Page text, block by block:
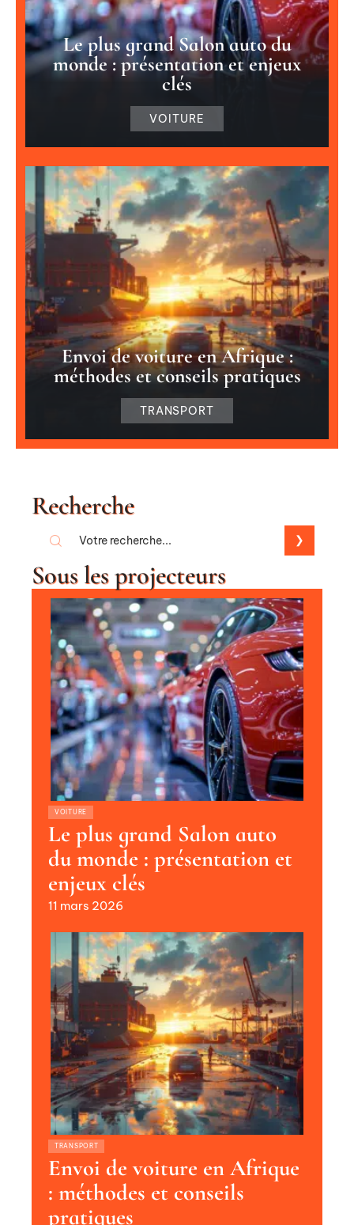
Le plus grand Salon auto du
monde : présentation et enjeux
clés
VOITURE
Envoi de voiture en Afrique :
méthodes et conseils pratiques
TRANSPORT
Recherche
Sous les projecteurs
VOITURE
Le plus grand Salon auto
du monde : présentation et
enjeux clés
11 mars 2026
TRANSPORT
Envoi de voiture en Afrique
: méthodes et conseils
pratiques